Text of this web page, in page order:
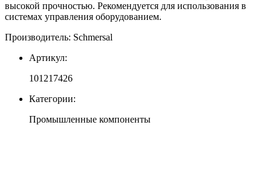
высокой прочностью. Рекомендуется для использования в
системах управления оборудованием.
Производитель: Schmersal
Артикул:
101217426
Категории:
Промышленные компоненты